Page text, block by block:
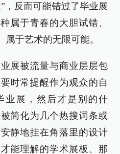
，反而可能错过了毕业展
于青春的大胆试错、
属于艺术的无限可能。
展被流量与商业层层包
时常提醒作为观众的自
业展，然后才是别的什
简化为几个热搜词条或
静地挂在角落里的设计
能理解的学术展板、那